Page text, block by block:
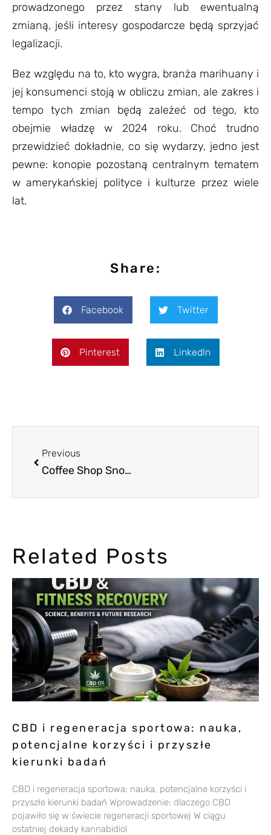
prowadzonego przez stany lub ewentualną
zmianą, jeśli interesy gospodarcze będą sprzyjać
legalizacji.
Bez względu na to, kto wygra, branża marihuany i
jej konsumenci stoją w obliczu zmian, ale zakres i
tempo tych zmian będą zależeć od tego, kto
obejmie władzę w 2024 roku. Choć trudno
przewidzieć dokładnie, co się wydarzy, jedno jest
pewne: konopie pozostaną centralnym tematem
w amerykańskiej polityce i kulturze przez wiele
lat.
Share:
Facebook Twitter
Pinterest LinkedIn
Previous
Coffee Shop Snoop Dogga w Amsterdamie
Related Posts
CBD i regeneracja sportowa: nauka,
potencjalne korzyści i przyszłe
kierunki badań
CBD i regeneracja sportowa: nauka, potencjalne korzyści i
przyszłe kierunki badań Wprowadzenie: dlaczego CBD
pojawiło się w świecie regeneracji sportowej W ciągu
ostatniej dekady kannabidiol